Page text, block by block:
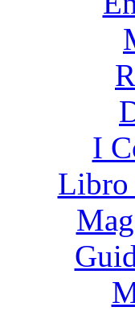
I
Libro